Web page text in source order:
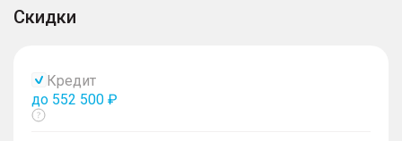
Скидки
Кредит
до 552 500 ₽
Показать